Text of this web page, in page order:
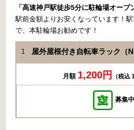
「高速神戸駅徒歩5分に駐輪場オープ
駅前金額よりお安くなっています！
で、本駐輪場お勧めです！
1 屋外屋根付き自転車ラック（
月額 1,200円 （税込
募集中